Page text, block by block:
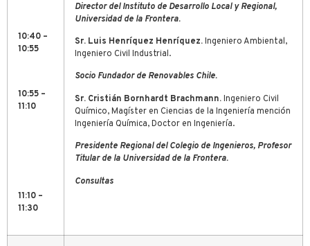
10:40 –
10:55
10:55 –
11:10
11:10 –
11:30
Director del Instituto de Desarrollo Local y Regional,
Universidad de la Frontera.
Sr. Luis Henríquez Henríquez.Ingeniero Ambiental,
Ingeniero Civil Industrial.
Socio Fundador de Renovables Chile.
Sr. Cristián Bornhardt Brachmann.Ingeniero Civil
Químico, Magíster en Ciencias de la Ingeniería mención
Ingeniería Química, Doctor en Ingeniería.
Presidente Regional del Colegio de Ingenieros, Profesor
Titular de la Universidad de la Frontera.
Consultas